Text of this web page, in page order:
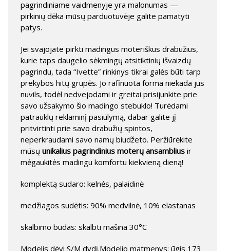
pagrindiniame vaidmenyje yra malonumas —
pirkinių dėka mūsų parduotuvėje galite pamatyti
patys.
Jei svajojate pirkti madingus moteriškus drabužius,
kurie taps daugelio sėkmingų atsitiktinių išvaizdų
pagrindu, tada “Ivette” rinkinys tikrai galės būti tarp
prekybos hitų grupės. Jo rafinuota forma niekada jus
nuvils, todėl nedvejodami ir greitai prisijunkite prie
savo užsakymo šio madingo stebuklo! Turėdami
patrauklų reklaminį pasiūlymą, dabar galite jį
pritvirtinti prie savo drabužių spintos,
neperkraudami savo namų biudžeto. Peržiūrėkite
mūsų unikalius pagrindinius moterų ansamblius ir
mėgaukitės madingu komfortu kiekvieną dieną!
komplektą sudaro: kelnės, palaidinė
medžiagos sudėtis: 90% medvilnė, 10% elastanas
skalbimo būdas: skalbti mašina 30°C
Modelis dėvi S/M dydį.Modelio matmenys: ūgis 173